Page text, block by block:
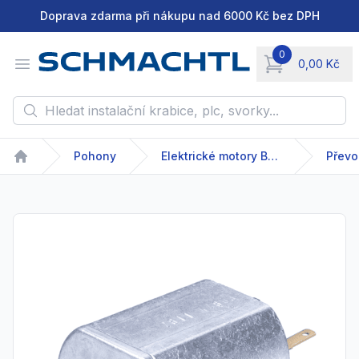
Doprava zdarma při nákupu nad 6000 Kč bez DPH
Open menu
0
0,00 Kč
items in cart,
Hledat instalační krabice, plc, svorky...
Home
Pohony Elektrické motory Bühler